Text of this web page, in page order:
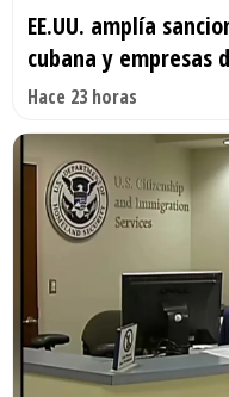
EE.UU. amplía
cubana y empresas
Hace 23 horas